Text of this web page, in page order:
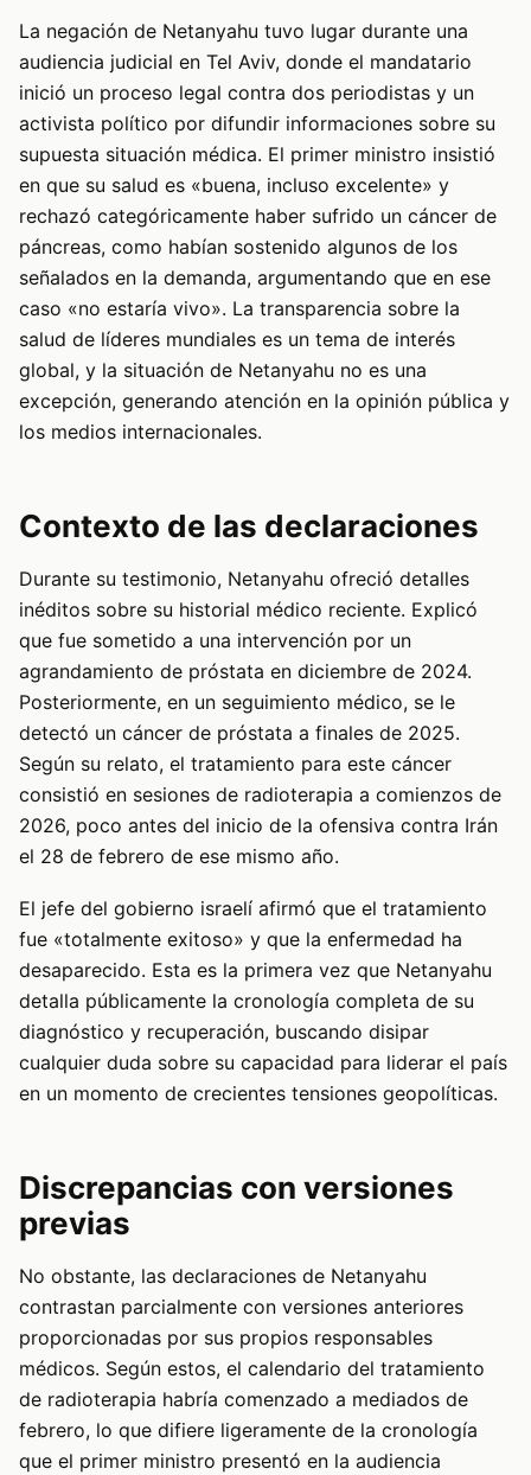
La negación de Netanyahu tuvo lugar durante una
audiencia judicial en Tel Aviv, donde el mandatario
inició un proceso legal contra dos periodistas y un
activista político por difundir informaciones sobre su
supuesta situación médica. El primer ministro insistió
en que su salud es «buena, incluso excelente» y
rechazó categóricamente haber sufrido un cáncer de
páncreas, como habían sostenido algunos de los
señalados en la demanda, argumentando que en ese
caso «no estaría vivo». La transparencia sobre la
salud de líderes mundiales es un tema de interés
global, y la situación de Netanyahu no es una
excepción, generando atención en la opinión pública y
los medios internacionales.
Contexto de las declaraciones
Durante su testimonio, Netanyahu ofreció detalles
inéditos sobre su historial médico reciente. Explicó
que fue sometido a una intervención por un
agrandamiento de próstata en diciembre de 2024.
Posteriormente, en un seguimiento médico, se le
detectó un cáncer de próstata a finales de 2025.
Según su relato, el tratamiento para este cáncer
consistió en sesiones de radioterapia a comienzos de
2026, poco antes del inicio de la ofensiva contra Irán
el 28 de febrero de ese mismo año.
El jefe del gobierno israelí afirmó que el tratamiento
fue «totalmente exitoso» y que la enfermedad ha
desaparecido. Esta es la primera vez que Netanyahu
detalla públicamente la cronología completa de su
diagnóstico y recuperación, buscando disipar
cualquier duda sobre su capacidad para liderar el país
en un momento de crecientes tensiones geopolíticas.
Discrepancias con versiones
previas
No obstante, las declaraciones de Netanyahu
contrastan parcialmente con versiones anteriores
proporcionadas por sus propios responsables
médicos. Según estos, el calendario del tratamiento
de radioterapia habría comenzado a mediados de
febrero, lo que difiere ligeramente de la cronología
que el primer ministro presentó en la audiencia